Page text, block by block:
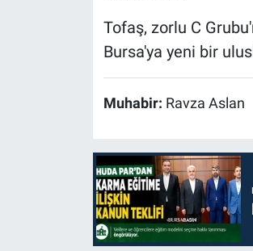
Tofaş, zorlu C
Bursa'ya yeni bir
Muhabir: Ravza Aslan